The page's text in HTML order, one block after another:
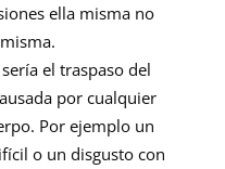
ella misma no
el traspaso del
por cualquier
Por ejemplo un
o un disgusto con